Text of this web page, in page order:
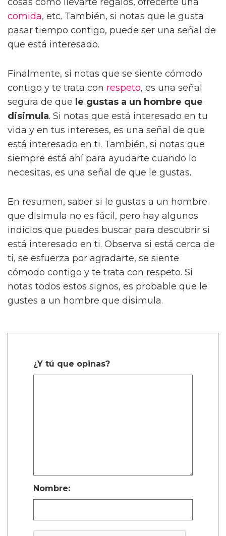
comida, etc. También, si notas que le gusta
pasar tiempo contigo, puede ser una señal de
que está interesado.
Finalmente, si notas que se siente cómodo
contigo y te trata con respeto, es una señal
segura de que le gustas a un hombre que
disimula. Si notas que está interesado en tu
vida y en tus intereses, es una señal de que
está interesado en ti. También, si notas que
siempre está ahí para ayudarte cuando lo
necesitas, es una señal de que le gustas.
En resumen, saber si le gustas a un hombre
que disimula no es fácil, pero hay algunos
indicios que puedes buscar para descubrir si
está interesado en ti. Observa si está cerca de
ti, se esfuerza por agradarte, se siente
cómodo contigo y te trata con respeto. Si
notas todos estos signos, es probable que le
gustes a un hombre que disimula.
¿Y tú que opinas?
Nombre: